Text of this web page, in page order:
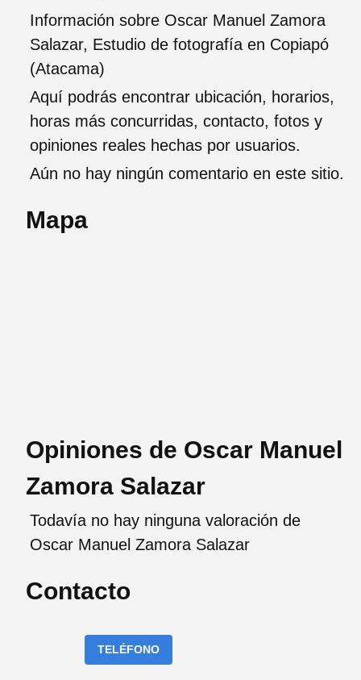
Información sobre Oscar Manuel Zamora
Salazar, Estudio de fotografía en Copiapó
(Atacama)
Aquí podrás encontrar ubicación, horarios,
horas más concurridas, contacto, fotos y
opiniones reales hechas por usuarios.
Aún no hay ningún comentario en este sitio.
Mapa
Opiniones de Oscar Manuel
Zamora Salazar
Todavía no hay ninguna valoración de
Oscar Manuel Zamora Salazar
Contacto
TELÉFONO